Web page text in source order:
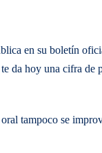
en su boletín
da hoy una cifra de
tampoco se